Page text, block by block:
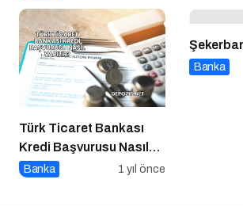
Türk Ticaret Bankası
Kredi Başvurusu Nasıl
Yapılır?
Banka 1 yıl önce
Banka